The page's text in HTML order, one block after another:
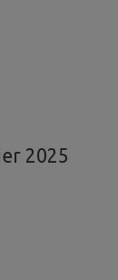
2025